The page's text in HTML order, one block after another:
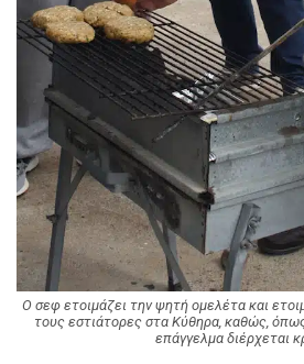
O σεφ ετοιμάζει την ψητή ομελέτα και
τους εστιάτορες στα Κύθηρα, καθώς, όπως
επάγγελμα διέρχεται